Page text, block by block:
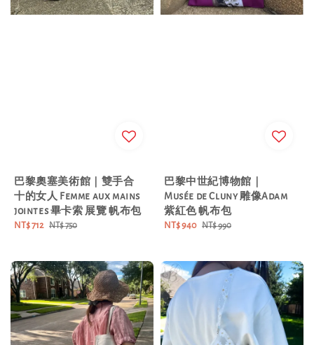
巴黎奧塞美術館｜雙手合
十的女人 Femme aux mains
jointes 畢卡索 展覽 帆布包
Sale
NT$ 712 Regular
NT$ 750
巴黎中世紀博物館｜
Musée de Cluny 雕像Adam
紫紅色 帆布包
Sale
NT$ 940 Regular
NT$ 990